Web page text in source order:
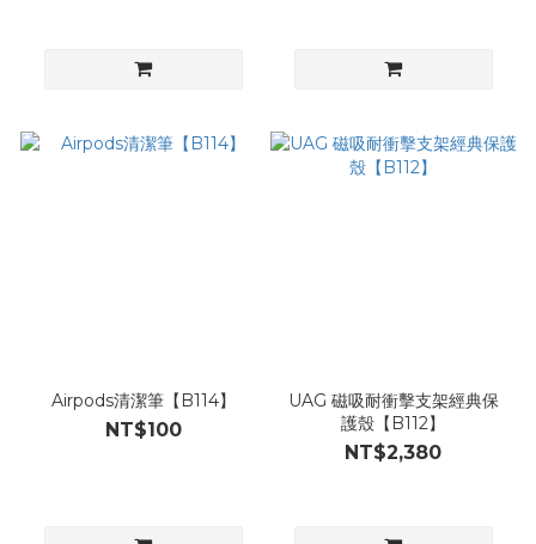
Airpods清潔筆【B114】
NT$100
UAG 磁吸耐衝擊支架經典保
護殼【B112】
NT$2,380